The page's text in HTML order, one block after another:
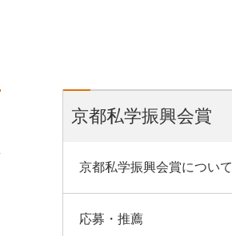
京都私学振興会賞
京都私学振興会賞について
応募・推薦